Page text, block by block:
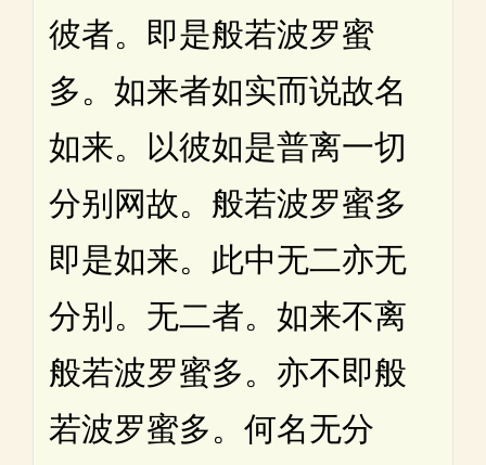
彼者。即是般若波罗蜜
多。如来者如实而说故名
如来。以彼如是普离一切
分别网故。般若波罗蜜多
即是如来。此中无二亦无
分别。无二者。如来不离
般若波罗蜜多。亦不即般
若波罗蜜多。何名无分